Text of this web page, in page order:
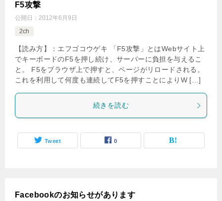
F5攻撃
公開日： 2012年6月9日
2ch
【読み方】：エフゴコウゲキ 「F5攻撃」とはWebサイト上
でキーボードのF5を押し続け、サーバーに負担を与えるこ
と。 F5をブラウザ上で押すと、ページがリロードされる。
これを利用して何度も連続してF5を押すことによりW […]
続きを読む
Tweet 0
Facebookのお知らせがあります